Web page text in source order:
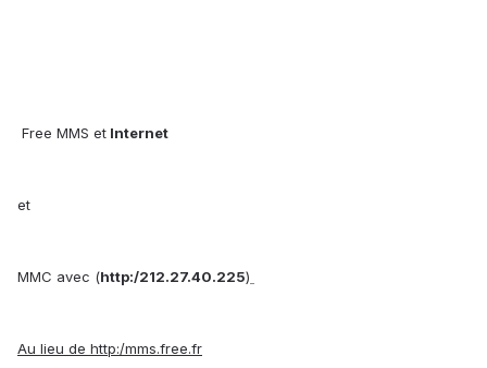
Free MMS et Internet
et
MMC avec (http:/212.27.40.225)
Au lieu de http:/mms.free.fr